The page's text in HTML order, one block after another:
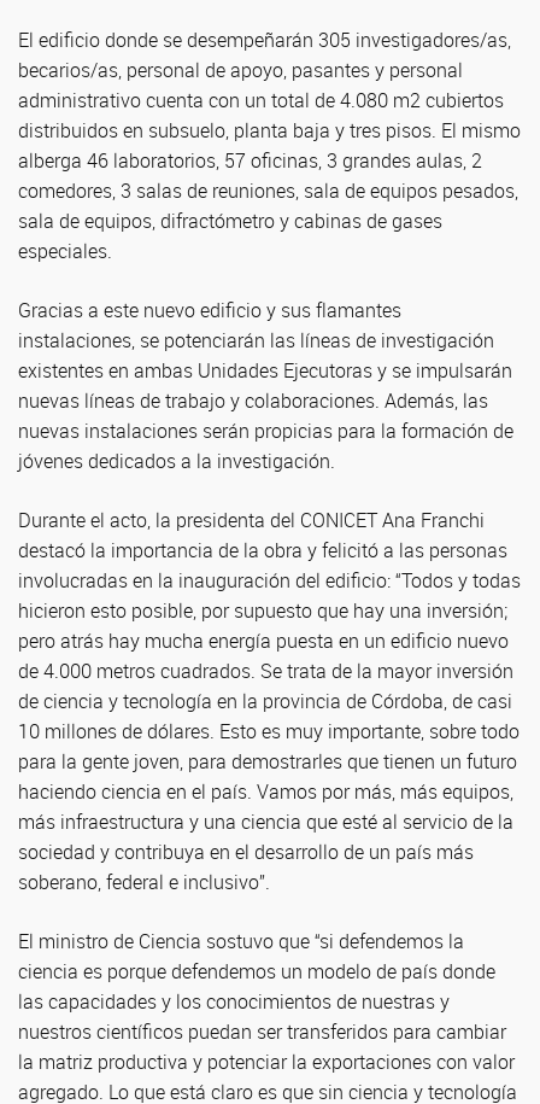
El edificio donde se desempeñarán 305 investigadores/as,
becarios/as, personal de apoyo, pasantes y personal
administrativo cuenta con un total de 4.080 m2 cubiertos
distribuidos en subsuelo, planta baja y tres pisos. El mismo
alberga 46 laboratorios, 57 oficinas, 3 grandes aulas, 2
comedores, 3 salas de reuniones, sala de equipos pesados,
sala de equipos, difractómetro y cabinas de gases
especiales.
Gracias a este nuevo edificio y sus flamantes
instalaciones, se potenciarán las líneas de investigación
existentes en ambas Unidades Ejecutoras y se impulsarán
nuevas líneas de trabajo y colaboraciones. Además, las
nuevas instalaciones serán propicias para la formación de
jóvenes dedicados a la investigación.
Durante el acto, la presidenta del CONICET Ana Franchi
destacó la importancia de la obra y felicitó a las personas
involucradas en la inauguración del edificio: “Todos y todas
hicieron esto posible, por supuesto que hay una inversión;
pero atrás hay mucha energía puesta en un edificio nuevo
de 4.000 metros cuadrados. Se trata de la mayor inversión
de ciencia y tecnología en la provincia de Córdoba, de casi
10 millones de dólares. Esto es muy importante, sobre todo
para la gente joven, para demostrarles que tienen un futuro
haciendo ciencia en el país. Vamos por más, más equipos,
más infraestructura y una ciencia que esté al servicio de la
sociedad y contribuya en el desarrollo de un país más
soberano, federal e inclusivo”.
El ministro de Ciencia sostuvo que “si defendemos la
ciencia es porque defendemos un modelo de país donde
las capacidades y los conocimientos de nuestras y
nuestros científicos puedan ser transferidos para cambiar
la matriz productiva y potenciar la exportaciones con valor
agregado. Lo que está claro es que sin ciencia y tecnología